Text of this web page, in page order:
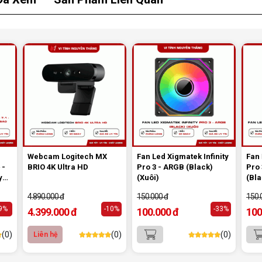
Triệu Lần Nhấn:
-
(0)
Webcam Logitech MX
BRIO 4K Ultra HD
4.890.000 đ
4.399.000 đ -10%
Liên hệ (0)
Fan Led Xigmatek Infinity
Pro 3 - ARGB (Black)
(Xuôi)
150.000 đ
100.000 đ -33%
(0)
Pro